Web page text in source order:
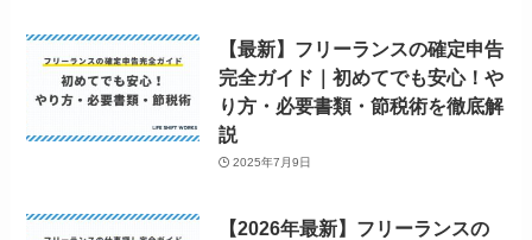
【最新】フリーランスの確定申告
完全ガイド｜初めてでも安心！や
り方・必要書類・節税術を徹底解
説
2025年7月9日
【2026年最新】フリーランスの